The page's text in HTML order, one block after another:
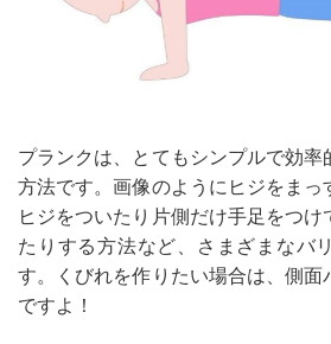
プランクは、とてもシンプルで効率
方法です。画像のようにヒジをまっ
ヒジをついたり片側だけ手足をつけ
たりする方法など、さまざまなバ
す。くびれを作りたい場合は、側面
ですよ！